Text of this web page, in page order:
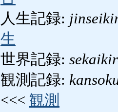
人生記録:
生
世界記録:
観測記録:
<<< 観測